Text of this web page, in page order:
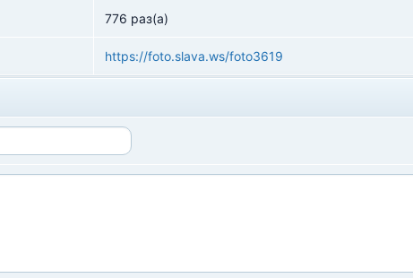
776 раз(а)
https://foto.slava.ws/foto3619